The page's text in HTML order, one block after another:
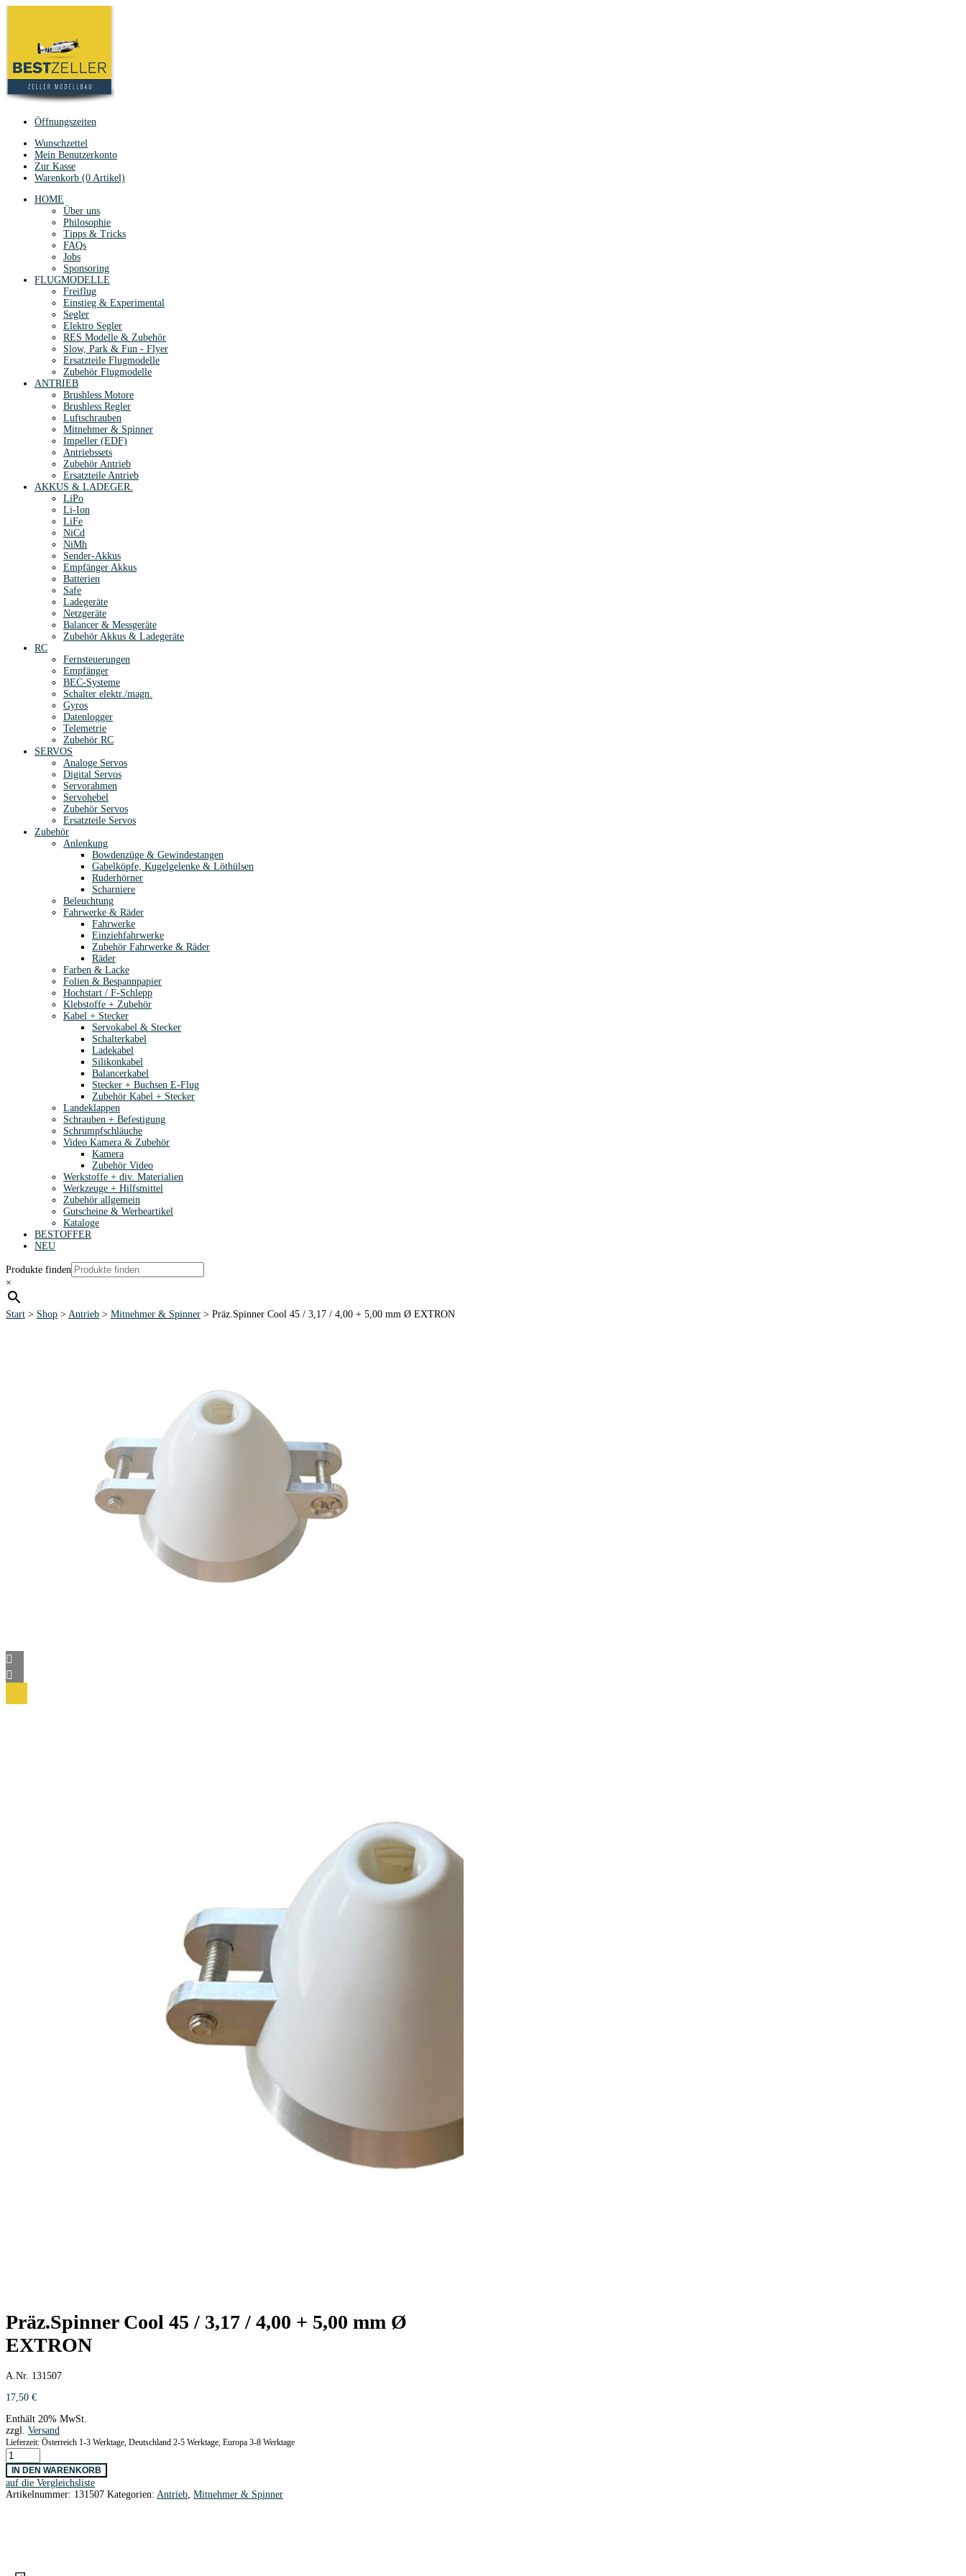
Öffnungszeiten
Wunschzettel
Mein Benutzerkonto
Zur Kasse
Warenkorb (0 Artikel)
HOME
Über uns
Philosophie
Tipps & Tricks
FAQs
Jobs
Sponsoring
FLUGMODELLE
Freiflug
Einstieg & Experimental
Segler
Elektro Segler
RES Modelle & Zubehör
Slow, Park & Fun - Flyer
Ersatzteile Flugmodelle
Zubehör Flugmodelle
ANTRIEB
Brushless Motore
Brushless Regler
Luftschrauben
Mitnehmer & Spinner
Impeller (EDF)
Antriebssets
Zubehör Antrieb
Ersatzteile Antrieb
AKKUS & LADEGER.
LiPo
Li-Ion
LiFe
NiCd
NiMh
Sender-Akkus
Empfänger Akkus
Batterien
Safe
Ladegeräte
Netzgeräte
Balancer & Messgeräte
Zubehör Akkus & Ladegeräte
RC
Fernsteuerungen
Empfänger
BEC-Systeme
Schalter elektr./magn.
Gyros
Datenlogger
Telemetrie
Zubehör RC
SERVOS
Analoge Servos
Digital Servos
Servorahmen
Servohebel
Zubehör Servos
Ersatzteile Servos
Zubehör
Anlenkung
Bowdenzüge & Gewindestangen
Gabelköpfe, Kugelgelenke & Löthülsen
Ruderhörner
Scharniere
Beleuchtung
Fahrwerke & Räder
Fahrwerke
Einziehfahrwerke
Zubehör Fahrwerke & Räder
Räder
Farben & Lacke
Folien & Bespannpapier
Hochstart / F-Schlepp
Klebstoffe + Zubehör
Kabel + Stecker
Servokabel & Stecker
Schalterkabel
Ladekabel
Silikonkabel
Balancerkabel
Stecker + Buchsen E-Flug
Zubehör Kabel + Stecker
Landeklappen
Schrauben + Befestigung
Schrumpfschläuche
Video Kamera & Zubehör
Kamera
Zubehör Video
Werkstoffe + div. Materialien
Werkzeuge + Hilfsmittel
Zubehör allgemein
Gutscheine & Werbeartikel
Kataloge
BESTOFFER
NEU
Produkte finden
×
Start > Shop > Antrieb > Mitnehmer & Spinner > Präz.Spinner Cool 45 / 3,17 / 4,00 + 5,00 mm Ø EXTRON
Präz.Spinner Cool 45 / 3,17 / 4,00 + 5,00 mm Ø
EXTRON
A.Nr. 131507
17,50 €
Enthält 20% MwSt.
zzgl. Versand
Lieferzeit: Österreich 1-3 Werktage, Deutschland 2-5 Werktage, Europa 3-8 Werktage
Präz.Spinner
Cool
45
/
3,17
IN DEN WARENKORB
auf die Vergleichsliste
Artikelnummer: 131507 Kategorien: Antrieb Mitnehmer & Spinner